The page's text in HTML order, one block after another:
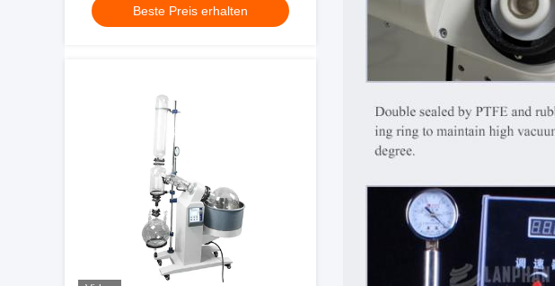
Beste Preis erhalten